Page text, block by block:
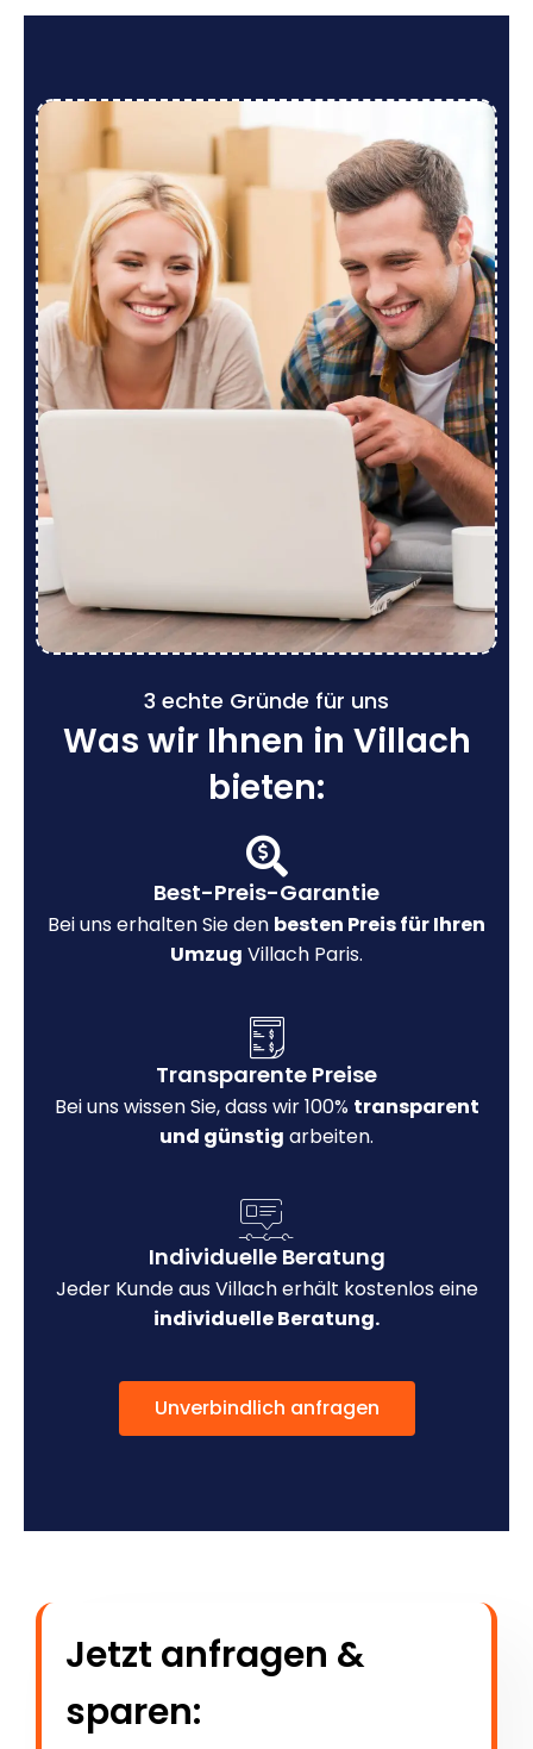
3 echte Gründe für uns
Was wir Ihnen in Villach
bieten:
Best-Preis-Garantie
Bei uns erhalten Sie den besten Preis für Ihren
Umzug Villach Paris.
Transparente Preise
Bei uns wissen Sie, dass wir 100% transparent
und günstig arbeiten.
Individuelle Beratung
Jeder Kunde aus Villach erhält kostenlos eine
individuelle Beratung.
Unverbindlich anfragen
Jetzt anfragen &
sparen: